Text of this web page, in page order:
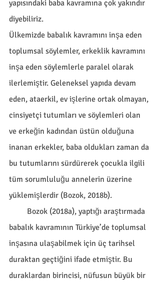
yapısındaki baba kavramına çok yakındır
diyebiliriz.
Ülkemizde babalık kavramını inşa eden
toplumsal söylemler, erkeklik kavramını
inşa eden söylemlerle paralel olarak
ilerlemiştir. Geleneksel yapıda devam
eden, ataerkil, ev işlerine ortak olmayan,
cinsiyetçi tutumları ve söylemleri olan
ve erkeğin kadından üstün olduğuna
inanan erkekler, baba oldukları zaman da
bu tutumlarını sürdürerek çocukla ilgili
tüm sorumluluğu annelerin üzerine
yüklemişlerdir (Bozok, 2018b).
babalık kavramının Türkiye’de toplumsal
inşasına ulaşabilmek için üç tarihsel
duraktan geçtiğini ifade etmiştir. Bu
duraklardan birincisi, nüfusun büyük bir